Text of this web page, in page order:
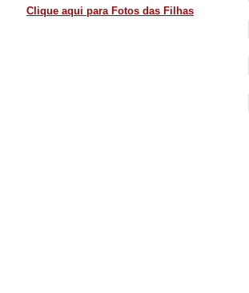
Clique aqui para Fotos das Filhas